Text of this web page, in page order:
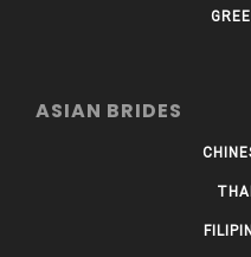
ASIAN BRIDES